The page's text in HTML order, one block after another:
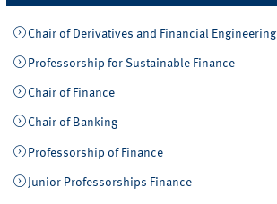
Chair of Derivatives and Financial Engineering
Professorship for Sustainable Finance
Chair of Finance
Chair of Banking
Professorship of Finance
Junior Professorships Finance